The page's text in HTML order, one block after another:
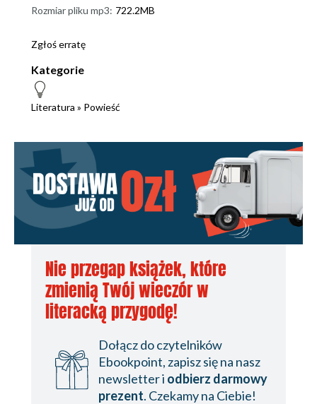
Rozmiar pliku mp3: 722.2MB
Zgłoś erratę
Kategorie
Literatura » Powieść
Nie przegap książek, które
zmienią Twój wieczór w
literacką przygodę!
Dołącz do czytelników
Ebookpoint, zapisz się na nasz
newsletter i odbierz darmowy
prezent. Czekamy na Ciebie!